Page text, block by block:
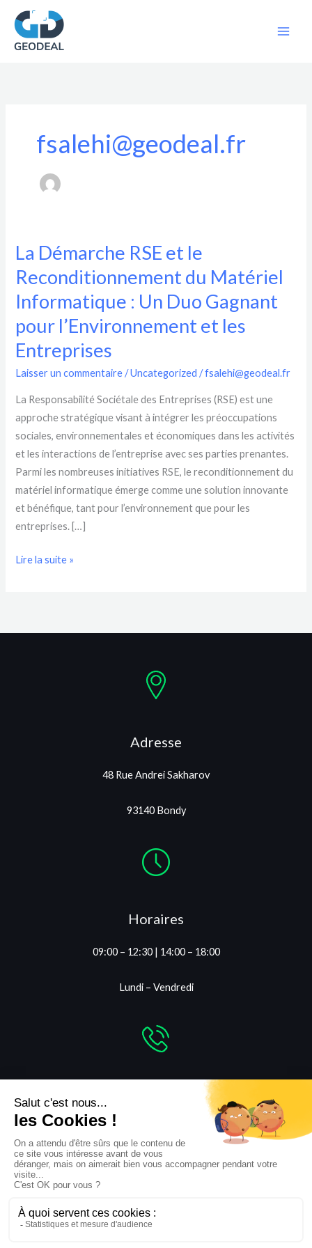
contenu
fsalehi@geodeal.fr
La Démarche RSE et le
Reconditionnement du Matériel
Informatique : Un Duo Gagnant
pour l’Environnement et les
Entreprises
Laisser un commentaire /Uncategorized /fsalehi@geodeal.fr
La Responsabilité Sociétale des Entreprises (RSE) est une
approche stratégique visant à intégrer les préoccupations
sociales, environnementales et économiques dans les activités
et les interactions de l’entreprise avec ses parties prenantes.
Parmi les nombreuses initiatives RSE, le reconditionnement du
matériel informatique émerge comme une solution innovante
et bénéfique, tant pour l’environnement que pour les
entreprises. […]
La
RSE
et
le
Reconditionnement
du
Matériel
Informatique
Duo
Gagnant
pour
l’Environnement
Entreprises
Lire la suite »
Adresse
48 Rue Andrei Sakharov
93140 Bondy
Horaires
09:00 – 12:30 | 14:00 – 18:00
Lundi – Vendredi
Numéro de téléphone
Copyright © 2026 geodeal